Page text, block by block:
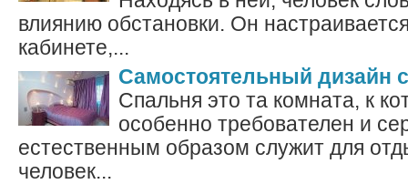
влиянию обстановки. Он
кабинете,...
Самостоятельный дизайн
Спальня это та комната, к
особенно требователен и
естественным образом служит для
человек...